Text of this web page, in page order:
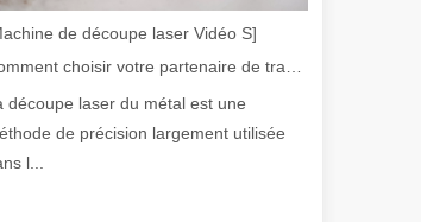
métalliques avec une précision et une
de découpe laser Vidéo S]
Comment choisir votre partenaire de travail : machine de découpe laser
découpe laser du métal est une
de précision largement utilisée
l...